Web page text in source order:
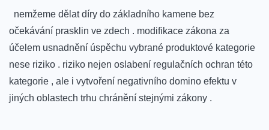
‌ ⁤ nemžeme dělat díry do⁣ základního kamene bez
očekávání prasklin ve zdech .​ modifikace zákona za
účelem usnadnění ⁤úspěchu vybrané produktové kategorie
nese riziko .⁢ riziko nejen oslabení regulačních ochran⁣ této
kategorie , ale i vytvoření negativního domino efektu v
‌jiných oblastech ⁤trhu chránění stejnými zákony .